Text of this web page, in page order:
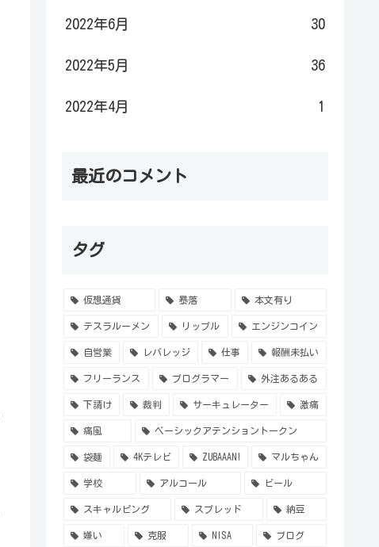
2022年6月 30
2022年5月 36
2022年4月 1
最近のコメント
タグ
仮想通貨 暴落 本文有り
テスラルーメン リップル エンジンコイン
自営業 レバレッジ 仕事 報酬未払い
フリーランス プログラマー 外注あるある
下請け 裁判 サーキュレーター 激痛
痛風 ベーシックアテンショントークン
袋麺 4Kテレビ ZUBAAAN! マルちゃん
学校 アルコール ビール
スキャルピング スプレッド 納豆
嫌い 克服 NISA ブログ